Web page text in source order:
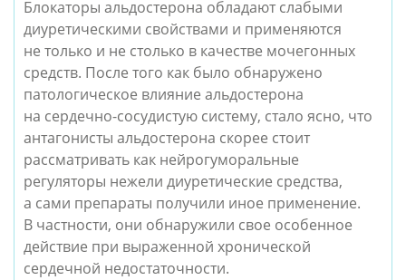
Блокаторы альдостерона обладают слабыми
диуретическими свойствами и применяются
не только и не столько в качестве мочегонных
средств. После того как было обнаружено
патологическое влияние альдостерона
на сердечно-сосудистую систему, стало ясно, что
антагонисты альдостерона скорее стоит
рассматривать как нейрогуморальные
регуляторы нежели диуретические средства,
а сами препараты получили иное применение.
В частности, они обнаружили свое особенное
действие при выраженной хронической
сердечной недостаточности.